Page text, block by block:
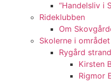
“Handelsliv i
Rideklubben
Om
Skolerne i området
Rygård
Kirsten
Rigmor